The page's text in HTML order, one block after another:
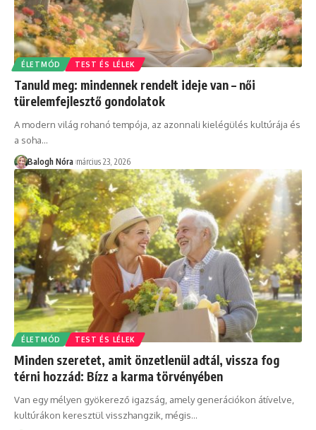
ÉLETMÓD TEST ÉS LÉLEK
Tanuld meg: mindennek rendelt ideje van – női
türelemfejlesztő gondolatok
A modern világ rohanó tempója, az azonnali kielégülés kultúrája és
a soha…
Balogh Nóra március 23, 2026
ÉLETMÓD TEST ÉS LÉLEK
Minden szeretet, amit önzetlenül adtál, vissza fog
térni hozzád: Bízz a karma törvényében
Van egy mélyen gyökerező igazság, amely generációkon átívelve,
kultúrákon keresztül visszhangzik, mégis…